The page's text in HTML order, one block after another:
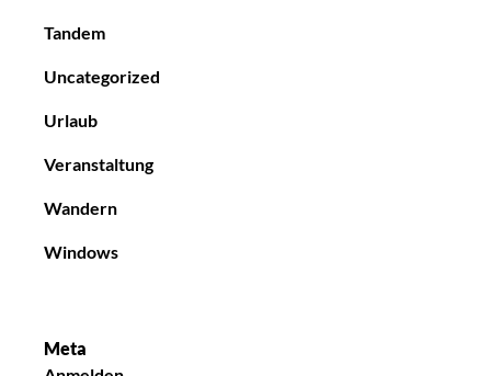
Tandem
Uncategorized
Urlaub
Veranstaltung
Wandern
Windows
Meta